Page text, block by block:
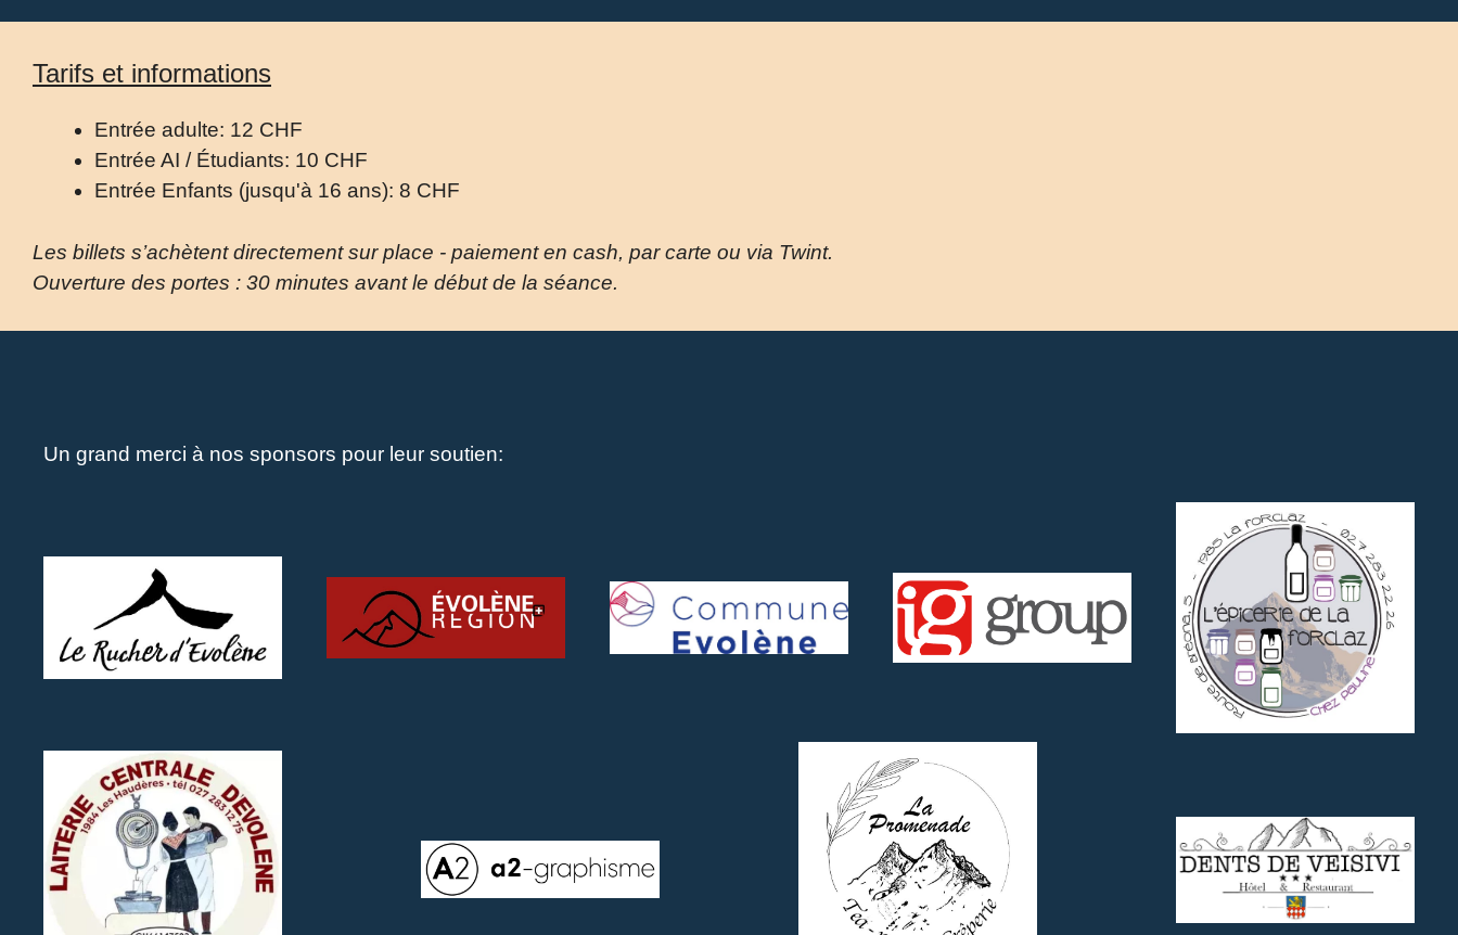
Tarifs et informations
Entrée adulte: 12 CHF
Entrée AI / Étudiants: 10 CHF
Entrée Enfants (jusqu'à 16 ans): 8 CHF
Les billets s’achètent directement sur place - paiement en cash, par carte ou via Twint.
Ouverture des portes : 30 minutes avant le début de la séance.
Un grand merci à nos sponsors pour leur soutien: